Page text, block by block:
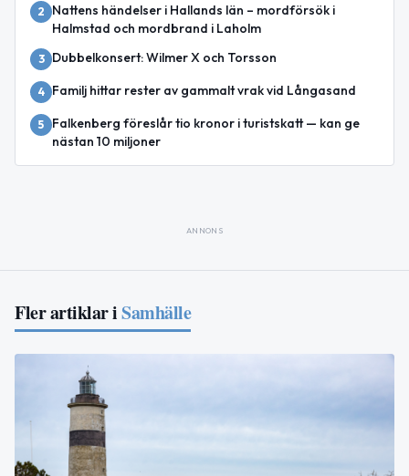
2
Nattens händelser i Hallands län – mordförsök i
Halmstad och mordbrand i Laholm
3 Dubbelkonsert: Wilmer X och Torsson
4 Familj hittar rester av gammalt vrak vid Långasand
5
Falkenberg föreslår tio kronor i turistskatt — kan ge
nästan 10 miljoner
ANNONS
Fler artiklar iSamhälle